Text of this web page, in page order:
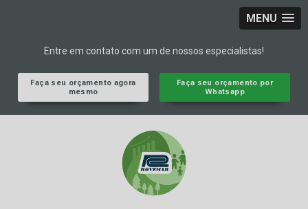
MENU
Entre em contato com um de nossos especialistas!
Faça seu orçamento agora
mesmo
Faça seu orçamento por
Whatsapp